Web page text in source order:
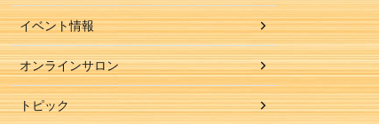
イベント情報
オンラインサロン
トピック